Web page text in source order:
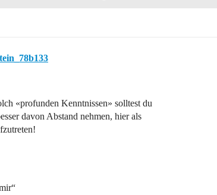
«profunden Kenntnissen» solltest du
davon Abstand nehmen, hier als